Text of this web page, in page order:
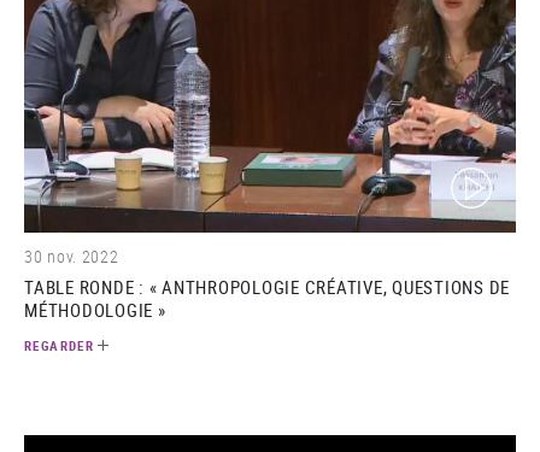
(video)
30 nov. 2022
TABLE RONDE : « ANTHROPOLOGIE CRÉATIVE, QUESTIONS DE
MÉTHODOLOGIE »
REGARDER